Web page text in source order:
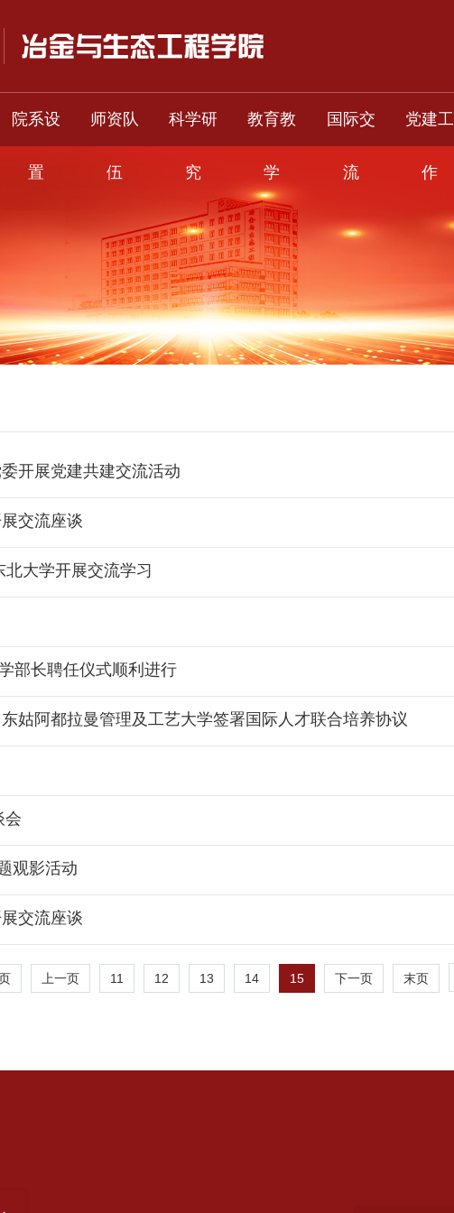
院系设
置
师资队
伍
科学研
究
教育教
学
国际交
流
党建工
作
开展党建共建交流活动
交流座谈
大学开展交流学习
部长聘任仪式顺利进行
姑阿都拉曼管理及工艺大学签署国际人才联合培养协议
会
观影活动
交流座谈
上一页 11 12 13 14 15 下一页 末页